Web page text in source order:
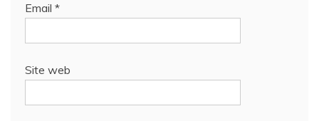
Email *
Site web